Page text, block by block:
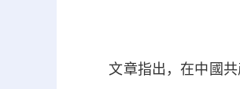
文章指出，在中國共